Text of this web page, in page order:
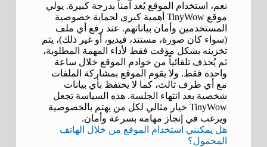
نعم، استخدام الموقع يُعد آمناً بدرجة كبيرة. يولي
موقع TinyWow أهمية كبرى لحماية خصوصية
المستخدمين وأمان بياناتهم. عند رفع أي ملف
(سواء كان صورة، مستند، فيديو، أو غير ذلك)، يتم
تخزينه بشكل مؤقت فقط لأداء المهمة المطلوبة،
ثم يُحذف تلقائياً من خوادم الموقع خلال ساعة
واحدة فقط. ولا يقوم الموقع بمشاركة الملفات
مع أي طرف ثالث، كما لا يحتفظ بأي بيانات
شخصية بعد انتهاء الجلسة. هذه السياسة تجعل
TinyWow خيار مثالي لكل من يهتم بالخصوصية
ويرغب في إنجاز مهامه بسرعة وأمان.
هل يمكنني استخدام الموقع من خلال الهاتف
المحمول؟